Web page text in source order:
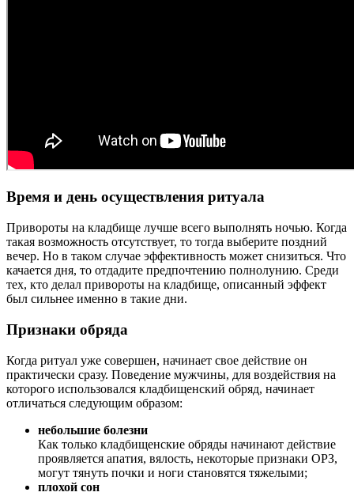
Время и день осуществления ритуала
Привороты на кладбище лучше всего выполнять ночью. Когда
такая возможность отсутствует, то тогда выберите поздний
вечер. Но в таком случае эффективность может снизиться. Что
качается дня, то отдадите предпочтению полнолунию. Среди
тех, кто делал привороты на кладбище, описанный эффект
был сильнее именно в такие дни.
Признаки обряда
Когда ритуал уже совершен, начинает свое действие он
практически сразу. Поведение мужчины, для воздействия на
которого использовался кладбищенский обряд, начинает
отличаться следующим образом:
небольшие болезни
Как только кладбищенские обряды начинают действие
проявляется апатия, вялость, некоторые признаки ОРЗ,
могут тянуть почки и ноги становятся тяжелыми;
плохой сон